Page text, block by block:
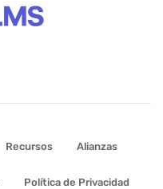
Recursos Alianzas
Política de Privacidad